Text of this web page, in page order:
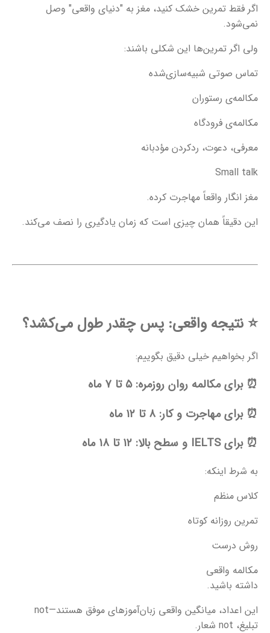
اگر فقط تمرین خشک کنید، مغز به "دنیای واقعی" وصل
نمی‌شود.
ولی اگر تمرین‌ها این شکلی باشند:
تماس صوتی شبیه‌سازی‌شده
مکالمه‌ی رستوران
مکالمه‌ی فرودگاه
معرفی، دعوت، ردکردن مؤدبانه
Small talk
مغز انگار واقعاً مهاجرت کرده.
این دقیقاً همان چیزی است که زمان یادگیری را نصف می‌کند.
⭐نتیجه واقعی: پس چقدر طول می‌کشد؟
اگر بخواهیم خیلی دقیق بگوییم:
⏰برای مکالمه روان روزمره: ۵ تا ۷ ماه
⏰برای مهاجرت و کار: ۸ تا ۱۲ ماه
⏰برای IELTS و سطح بالا: ۱۲ تا ۱۸ ماه
به شرط اینکه:
کلاس منظم
تمرین روزانه کوتاه
روش درست
مکالمه واقعی
داشته باشید.
این اعداد، میانگین واقعی زبان‌آموزهای موفق هستند—not
تبلیغ، not شعار.